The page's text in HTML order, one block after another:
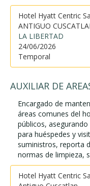
Hotel Hyatt Centric
ANTIGUO
LA LIBERTAD
24/06/2026
Temporal
AUXILIAR DE
Encargado de
áreas comunes del
públicos,
para huéspedes y
suministros, reporta
normas de limpieza,
Hotel Hyatt Centric